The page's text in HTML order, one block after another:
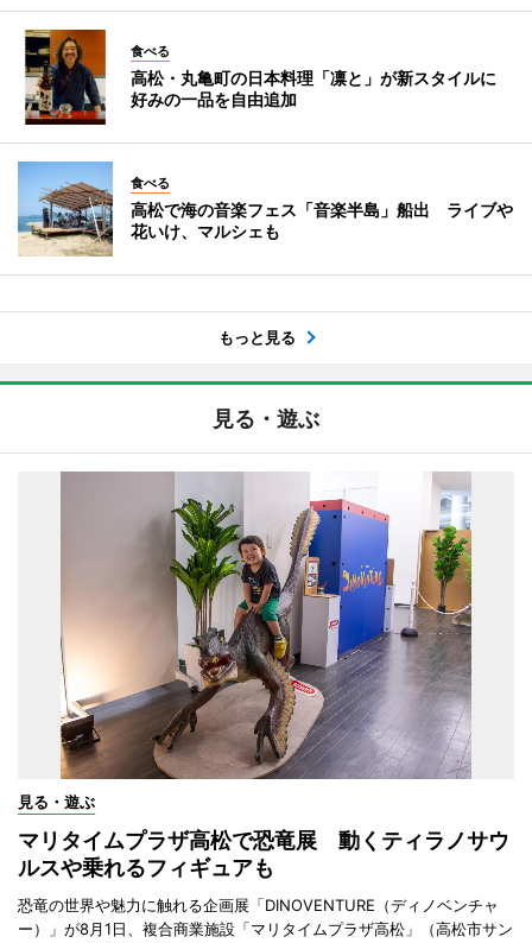
食べる
高松・丸亀町の日本料理「凛と」が新スタイルに
好みの一品を自由追加
食べる
高松で海の音楽フェス「音楽半島」船出 ライブや
花いけ、マルシェも
もっと見る
見る・遊ぶ
見る・遊ぶ
マリタイムプラザ高松で恐竜展 動くティラノサウ
ルスや乗れるフィギュアも
恐竜の世界や魅力に触れる企画展「DINOVENTURE（ディノベンチャ
ー）」が8月1日、複合商業施設「マリタイムプラザ高松」（高松市サン